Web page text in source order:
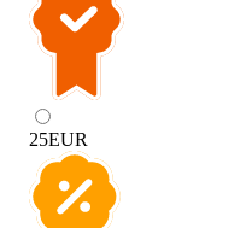
25EUR